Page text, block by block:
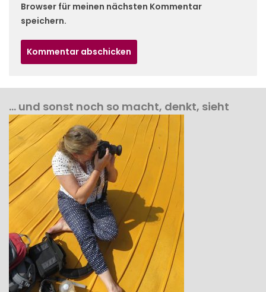
Browser für meinen nächsten Kommentar
speichern.
… und sonst noch so macht, denkt, sieht